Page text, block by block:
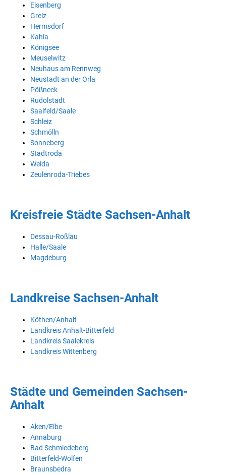
Eisenberg
Greiz
Hermsdorf
Kahla
Königsee
Meuselwitz
Neuhaus am Rennweg
Neustadt an der Orla
Pößneck
Rudolstadt
Saalfeld/Saale
Schleiz
Schmölln
Sonneberg
Stadtroda
Weida
Zeulenroda-Triebes
Kreisfreie Städte Sachsen-Anhalt
Dessau-Roßlau
Halle/Saale
Magdeburg
Landkreise Sachsen-Anhalt
Köthen/Anhalt
Landkreis Anhalt-Bitterfeld
Landkreis Saalekreis
Landkreis Wittenberg
Städte und Gemeinden Sachsen-
Anhalt
Aken/Elbe
Annaburg
Bad Schmiedeberg
Bitterfeld-Wolfen
Braunsbedra